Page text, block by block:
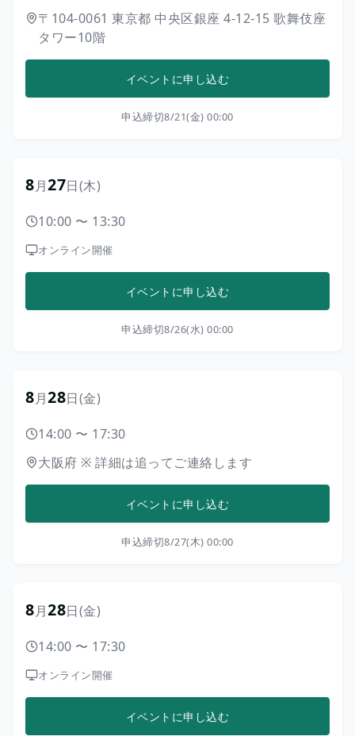
〒104-0061 東京都 中央区銀座 4-12-15 歌舞伎座
タワー10階
イベントに申し込む
申込締切8/21(金) 00:00
8月27日(木)
10:00 〜 13:30
オンライン開催
イベントに申し込む
申込締切8/26(水) 00:00
8月28日(金)
14:00 〜 17:30
大阪府 ※ 詳細は追ってご連絡します
イベントに申し込む
申込締切8/27(木) 00:00
8月28日(金)
14:00 〜 17:30
オンライン開催
イベントに申し込む